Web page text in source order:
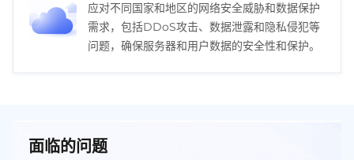
应对不同国家和地区的网络安全威胁和数据保护
需求，包括DDoS攻击、数据泄露和隐私侵犯等
问题，确保服务器和用户数据的安全性和保护。
面临的问题